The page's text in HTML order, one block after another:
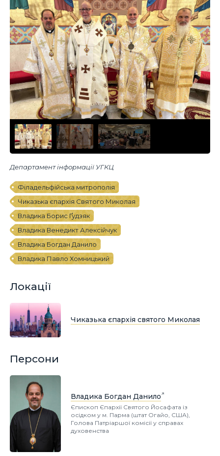
Департамент інформації УГКЦ
Філадельфійська митрополія
Чиказька єпархія Святого Миколая
Владика Борис Ґудзяк
Владика Венедикт Алексійчук
Владика Богдан Данило
Владика Павло Хомницький
Локації
Чиказька єпархія святого Миколая
Персони
Владика Богдан Данило
Єпископ Єпархії Святого Йосафата із
осідком у м. Парма (штат Огайо, США),
Голова Патріаршої комісії у справах
духовенства